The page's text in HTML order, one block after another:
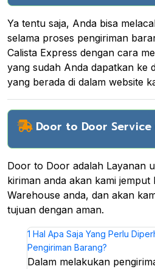
Ya tentu saja, Anda bisa
selama proses pengiriman
Calista Express dengan cara
yang sudah Anda dapatkan ke
yang berada di dalam website
Door to Door
Door to Door adalah Layanan
kiriman anda akan kami
Warehouse anda, dan akan
tujuan dengan aman.
1 Hal Apa Saja Yang Perlu
Pengiriman Barang?
Dalam melakukan